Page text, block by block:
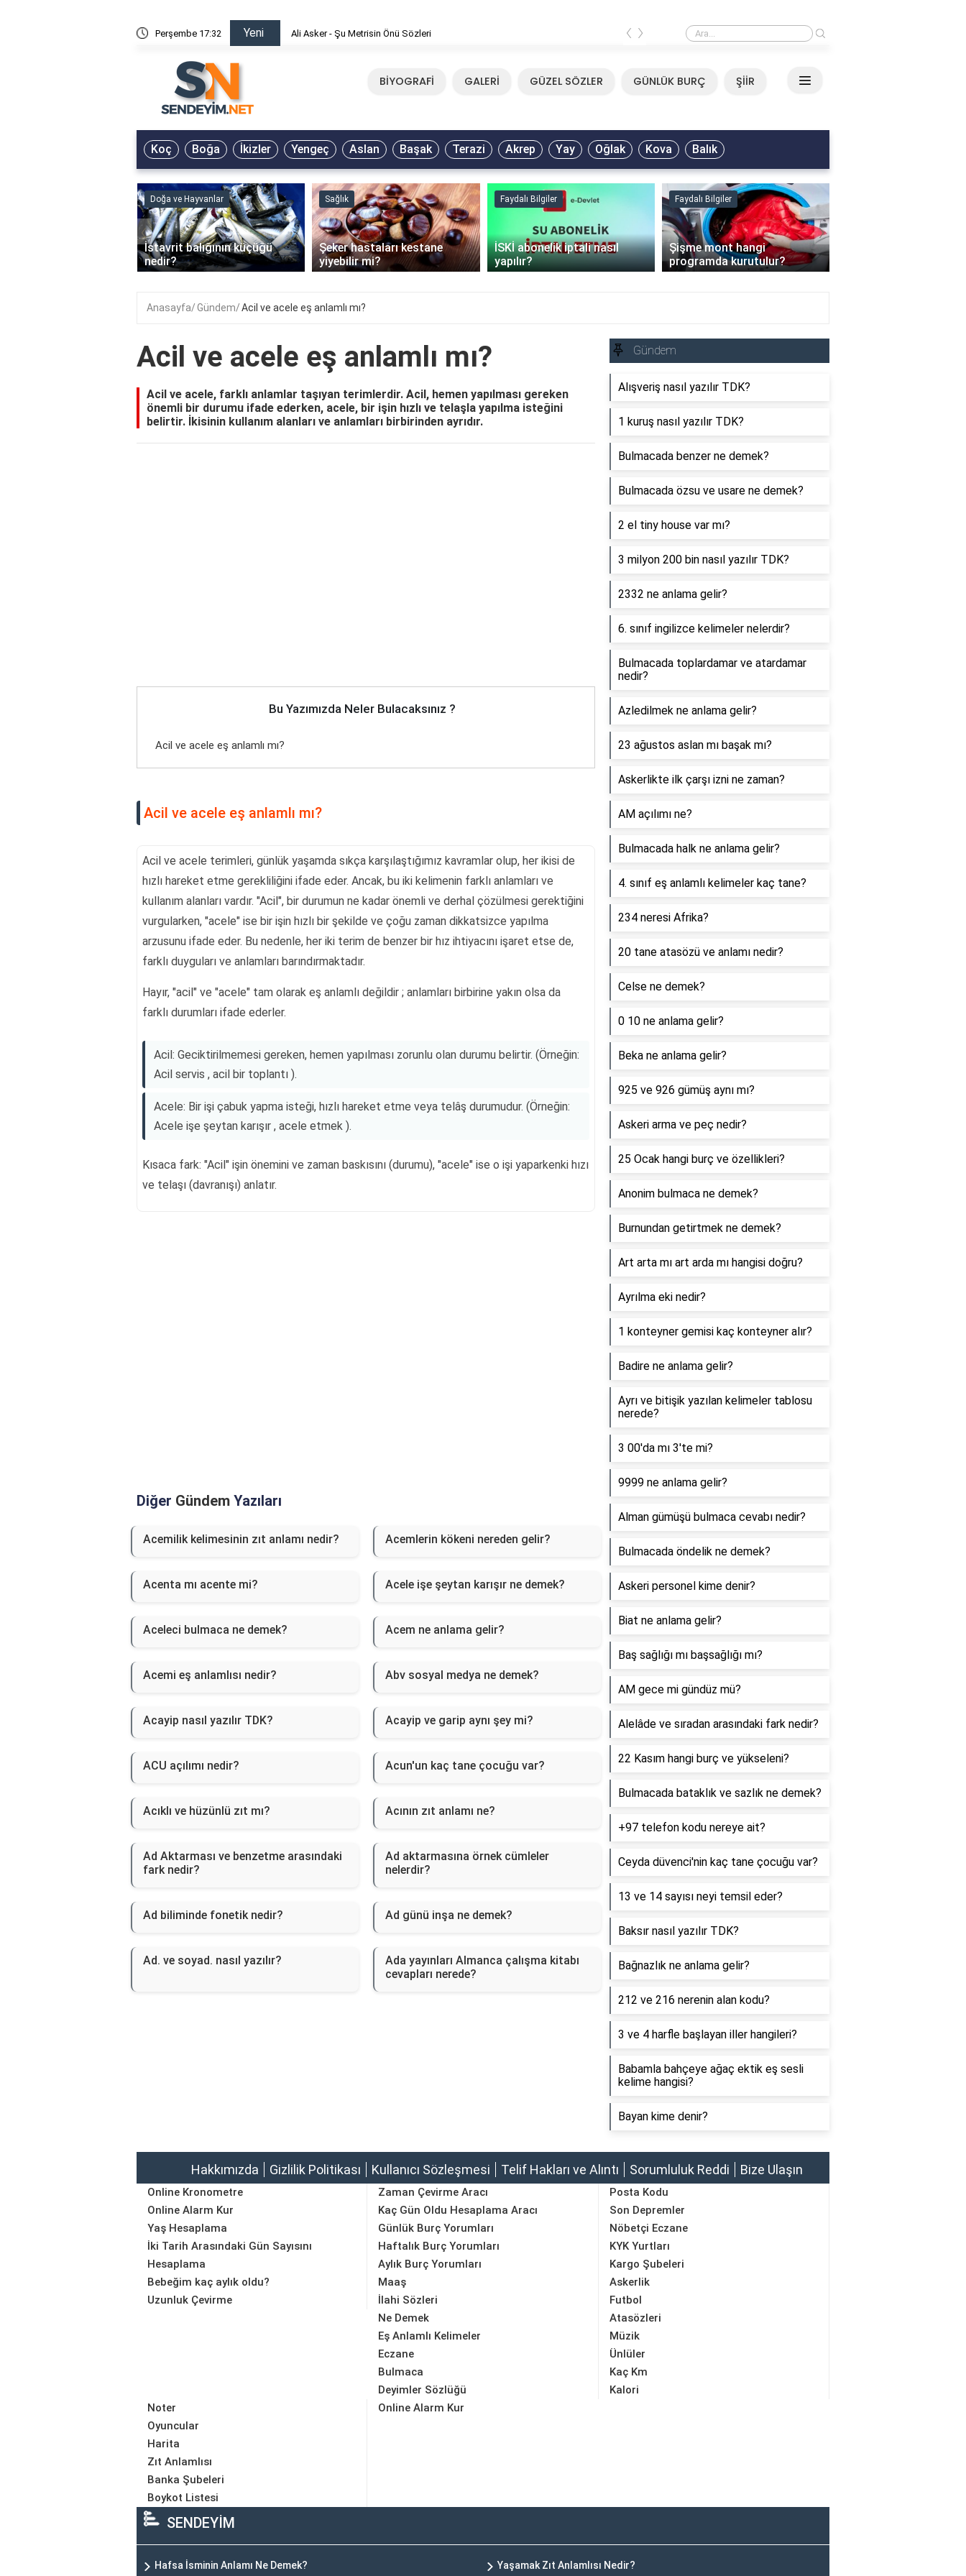
Perşembe 17:32 Yeni Ali Asker - Şu Metrisin Önü Sözleri Mirkelam - Tavla Sözleri
‹ ›
BİYOGRAFİ GALERİ GÜZEL SÖZLER GÜNLÜK BURÇ ŞİİR
Koç Boğa İkizler Yengeç Aslan Başak Terazi Akrep Yay Oğlak Kova Balık
Doğa ve Hayvanlar
İstavrit balığının küçüğü
nedir?
Sağlık
Şeker hastaları kestane
yiyebilir mi?
Faydalı Bilgiler
İSKİ abonelik iptali nasıl
yapılır?
Faydalı Bilgiler
Şişme mont hangi
programda kurutulur?
‹ ›
Anasayfa Gündem Acil ve acele eş anlamlı mı?
Acil ve acele eş anlamlı mı?
Acil ve acele, farklı anlamlar taşıyan terimlerdir. Acil, hemen yapılması gereken
önemli bir durumu ifade ederken, acele, bir işin hızlı ve telaşla yapılma isteğini
belirtir. İkisinin kullanım alanları ve anlamları birbirinden ayrıdır.
Bu Yazımızda Neler Bulacaksınız ?
Acil ve acele eş anlamlı mı?
Acil ve acele eş anlamlı mı?
Acil ve acele terimleri, günlük yaşamda sıkça karşılaştığımız kavramlar olup, her ikisi de
hızlı hareket etme gerekliliğini ifade eder. Ancak, bu iki kelimenin farklı anlamları ve
kullanım alanları vardır. "Acil", bir durumun ne kadar önemli ve derhal çözülmesi gerektiğini
vurgularken, "acele" ise bir işin hızlı bir şekilde ve çoğu zaman dikkatsizce yapılma
arzusunu ifade eder. Bu nedenle, her iki terim de benzer bir hız ihtiyacını işaret etse de,
farklı duyguları ve anlamları barındırmaktadır.
Hayır, "acil" ve "acele" tam olarak eş anlamlı değildir ; anlamları birbirine yakın olsa da
farklı durumları ifade ederler.
Acil: Geciktirilmemesi gereken, hemen yapılması zorunlu olan durumu belirtir. (Örneğin:
Acil servis , acil bir toplantı ).
Acele: Bir işi çabuk yapma isteği, hızlı hareket etme veya telâş durumudur. (Örneğin:
Acele işe şeytan karışır , acele etmek ).
Kısaca fark: "Acil" işin önemini ve zaman baskısını (durumu), "acele" ise o işi yaparkenki hızı
ve telaşı (davranışı) anlatır.
Diğer Gündem Yazıları
Acemilik kelimesinin zıt anlamı nedir? Acemlerin kökeni nereden gelir?
Acenta mı acente mi? Acele işe şeytan karışır ne demek?
Aceleci bulmaca ne demek? Acem ne anlama gelir?
Acemi eş anlamlısı nedir? Abv sosyal medya ne demek?
Acayip nasıl yazılır TDK? Acayip ve garip aynı şey mi?
ACU açılımı nedir? Acun'un kaç tane çocuğu var?
Acıklı ve hüzünlü zıt mı? Acının zıt anlamı ne?
Ad Aktarması ve benzetme arasındaki
fark nedir?
Ad aktarmasına örnek cümleler
nelerdir?
Ad biliminde fonetik nedir? Ad günü inşa ne demek?
Ad. ve soyad. nasıl yazılır?
Ada yayınları Almanca çalışma kitabı
cevapları nerede?
Gündem
Alışveriş nasıl yazılır TDK?
1 kuruş nasıl yazılır TDK?
Bulmacada benzer ne demek?
Bulmacada özsu ve usare ne demek?
2 el tiny house var mı?
3 milyon 200 bin nasıl yazılır TDK?
2332 ne anlama gelir?
6. sınıf ingilizce kelimeler nelerdir?
Bulmacada toplardamar ve atardamar
nedir?
Azledilmek ne anlama gelir?
23 ağustos aslan mı başak mı?
Askerlikte ilk çarşı izni ne zaman?
AM açılımı ne?
Bulmacada halk ne anlama gelir?
4. sınıf eş anlamlı kelimeler kaç tane?
234 neresi Afrika?
20 tane atasözü ve anlamı nedir?
Celse ne demek?
0 10 ne anlama gelir?
Beka ne anlama gelir?
925 ve 926 gümüş aynı mı?
Askeri arma ve peç nedir?
25 Ocak hangi burç ve özellikleri?
Anonim bulmaca ne demek?
Burnundan getirtmek ne demek?
Art arta mı art arda mı hangisi doğru?
Ayrılma eki nedir?
1 konteyner gemisi kaç konteyner alır?
Badire ne anlama gelir?
Ayrı ve bitişik yazılan kelimeler tablosu
nerede?
3 00'da mı 3'te mi?
9999 ne anlama gelir?
Alman gümüşü bulmaca cevabı nedir?
Bulmacada öndelik ne demek?
Askeri personel kime denir?
Biat ne anlama gelir?
Baş sağlığı mı başsağlığı mı?
AM gece mi gündüz mü?
Alelâde ve sıradan arasındaki fark nedir?
22 Kasım hangi burç ve yükseleni?
Bulmacada bataklık ve sazlık ne demek?
+97 telefon kodu nereye ait?
Ceyda düvenci'nin kaç tane çocuğu var?
13 ve 14 sayısı neyi temsil eder?
Baksır nasıl yazılır TDK?
Bağnazlık ne anlama gelir?
212 ve 216 nerenin alan kodu?
3 ve 4 harfle başlayan iller hangileri?
Babamla bahçeye ağaç ektik eş sesli
kelime hangisi?
Bayan kime denir?
Hakkımızda Gizlilik Politikası Kullanıcı Sözleşmesi Telif Hakları ve Alıntı Sorumluluk Reddi Bize Ulaşın
Online Kronometre
Online Alarm Kur
Yaş Hesaplama
İki Tarih Arasındaki Gün Sayısını
Hesaplama
Bebeğim kaç aylık oldu?
Uzunluk Çevirme
Zaman Çevirme Aracı
Kaç Gün Oldu Hesaplama Aracı
Günlük Burç Yorumları
Haftalık Burç Yorumları
Aylık Burç Yorumları
Maaş
Posta Kodu
Son Depremler
Nöbetçi Eczane
KYK Yurtları
Kargo Şubeleri
Askerlik
İlahi Sözleri
Ne Demek
Eş Anlamlı Kelimeler
Eczane
Bulmaca
Deyimler Sözlüğü
Futbol
Atasözleri
Müzik
Ünlüler
Kaç Km
Kalori
Noter
Oyuncular
Harita
Zıt Anlamlısı
Banka Şubeleri
Boykot Listesi
Online Alarm Kur
SENDEYİM
Hafsa İsminin Anlamı Ne Demek? Yaşamak Zıt Anlamlısı Nedir?